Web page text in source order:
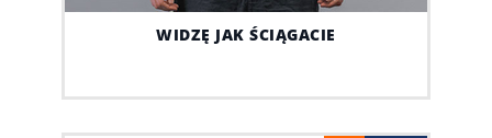
WIDZĘ JAK ŚCIĄGACIE